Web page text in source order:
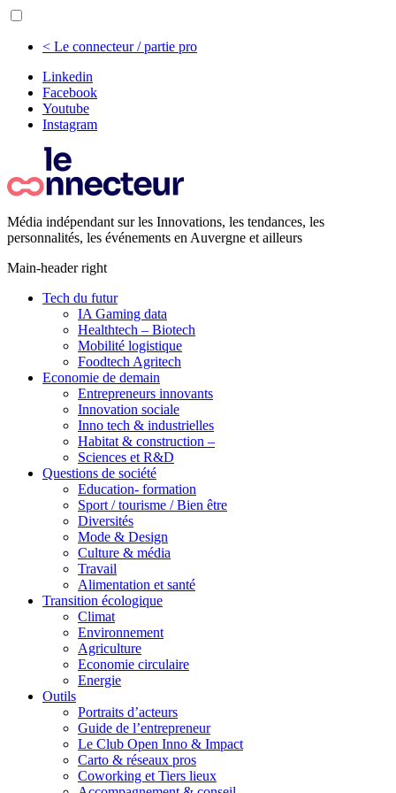
< Le connecteur / partie pro
Linkedin
Facebook
Youtube
Instagram
Média indépendant sur les Innovations, les tendances, les
personnalités, les événements en Auvergne et ailleurs
Main-header right
Tech du futur
IA Gaming data
Healthtech – Biotech
Mobilité logistique
Foodtech Agritech
Economie de demain
Entrepreneurs innovants
Innovation sociale
Inno tech & industrielles
Habitat & construction –
Sciences et R&D
Questions de société
Education- formation
Sport / tourisme / Bien être
Diversités
Mode & Design
Culture & média
Travail
Alimentation et santé
Transition écologique
Climat
Environnement
Agriculture
Economie circulaire
Energie
Outils
Portraits d’acteurs
Guide de l’entrepreneur
Le Club Open Inno & Impact
Carto & réseaux pros
Coworking et Tiers lieux